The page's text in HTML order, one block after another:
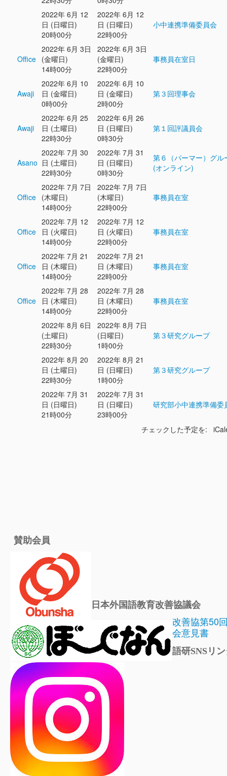
2022年 6月 12
日 (日曜日)
20時00分
2022年 6月 12
日 (日曜日)
22時00分
小中連携準備委員会
Office
2022年 6月 3日
(金曜日)
14時00分
2022年 6月 3日
(金曜日)
22時00分
事務員在室日
Awaji
2022年 6月 10
日 (金曜日)
0時00分
2022年 6月 10
日 (金曜日)
2時00分
第３回理事会
Awaji
2022年 6月 25
日 (土曜日)
22時30分
2022年 6月 26
日 (日曜日)
0時30分
第１回評議員会
Asano
2022年 7月 30
日 (土曜日)
22時30分
2022年 7月 31
日 (日曜日)
0時30分
第６（パーマー）グル
(オンライン)
Office
2022年 7月 7日
(木曜日)
14時00分
2022年 7月 7日
(木曜日)
22時00分
事務員在室
Office
2022年 7月 12
日 (火曜日)
14時00分
2022年 7月 12
日 (火曜日)
22時00分
事務員在室
Office
2022年 7月 21
日 (木曜日)
14時00分
2022年 7月 21
日 (木曜日)
22時00分
事務員在室
Office
2022年 7月 28
日 (木曜日)
14時00分
2022年 7月 28
日 (木曜日)
22時00分
事務員在室
2022年 8月 6日
(土曜日)
22時30分
2022年 8月 7日
(日曜日)
1時00分
第３研究グループ
2022年 8月 20
日 (土曜日)
22時30分
2022年 8月 21
日 (日曜日)
1時00分
第３研究グループ
2022年 7月 31
日 (日曜日)
21時00分
2022年 7月 31
日 (日曜日)
23時00分
研究部小中連携準備委
チェックした予定を:
賛助会員
日本外国語教育改善協議会
改善協第50
会意見書
語研SNSリ